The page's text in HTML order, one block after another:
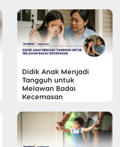
Didik Anak Menjadi
Tangguh untuk
Melawan Badai
Kecemasan